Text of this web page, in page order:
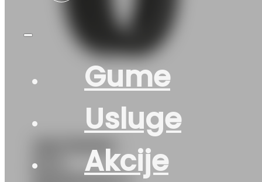
Gume
Usluge
Akcije
185/75R16C
M+S